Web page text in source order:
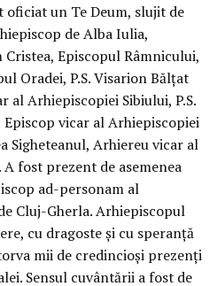
un Te Deum, slujit de
de Alba Iulia,
Cristea, Episcopul Râmnicului,
Oradei, P.S. Visarion Bălţat
al Arhiepiscopiei Sibiului, P.S.
Episcop vicar al Arhiepiscopiei
Sigheteanul, Arhiereu vicar al
fost prezent de asemenea
ad-personam al
Cluj-Gherla. Arhiepiscopul
cu dragoste şi cu speranţă
mii de credincioşi prezenţi
Sensul cuvântării a fost de